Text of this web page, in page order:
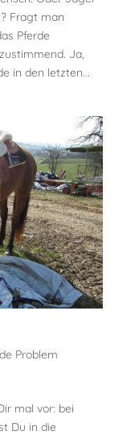
Fragt man
Pferde
Ja,
in den letzten...
Problem
mal vor: bei
Du in die